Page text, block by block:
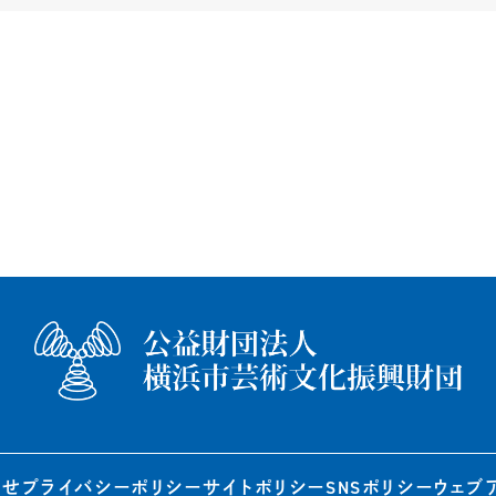
プライバシーポリシーサイトポリシーSNSポリシーウェブ